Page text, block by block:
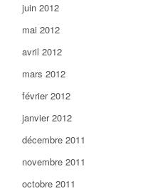
juin 2012
mai 2012
avril 2012
mars 2012
février 2012
janvier 2012
décembre 2011
novembre 2011
octobre 2011